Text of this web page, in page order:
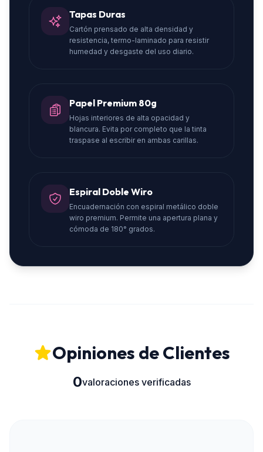
Tapas Duras
Cartón prensado de alta densidad y
resistencia, termo-laminado para resistir
humedad y desgaste del uso diario.
Papel Premium 80g
Hojas interiores de alta opacidad y
blancura. Evita por completo que la tinta
traspase al escribir en ambas carillas.
Espiral Doble Wiro
Encuadernación con espiral metálico doble
wiro premium. Permite una apertura plana y
cómoda de 180° grados.
Opiniones de Clientes
0valoraciones verificadas